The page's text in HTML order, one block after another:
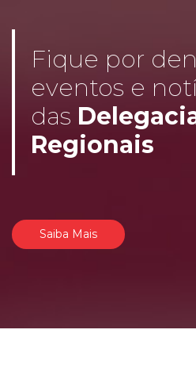
Fique por
eventos e
das
Regionais
Saiba Mais